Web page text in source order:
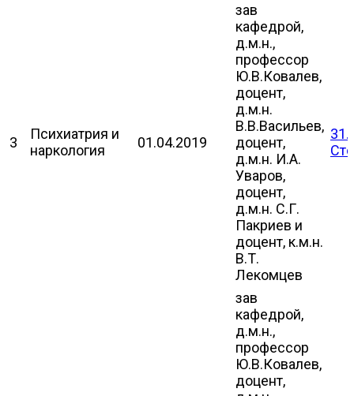
3
Психиатрия и
наркология
01.04.2019
зав
кафедрой,
д.м.н.,
профессор
Ю.В.Ковалев,
доцент,
д.м.н.
В.В.Васильев,
доцент,
д.м.н. И.А.
Уваров,
доцент,
д.м.н. С.Г.
Пакриев и
доцент, к.м.н.
В.Т.
Лекомцев
зав
кафедрой,
д.м.н.,
профессор
Ю.В.Ковалев,
доцент,